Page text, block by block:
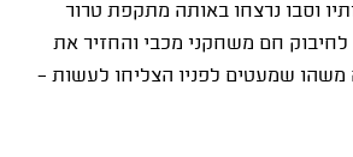
וסבו נרצחו באותה מתקפת טרור
חם משחקני מכבי והחזיר את
משהו שמעטים לפניו הצליחו לעשות -